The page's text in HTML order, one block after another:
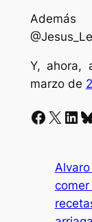
Y, ahora,
marzo de
Facebook X LinkedIn Bluesky
comer